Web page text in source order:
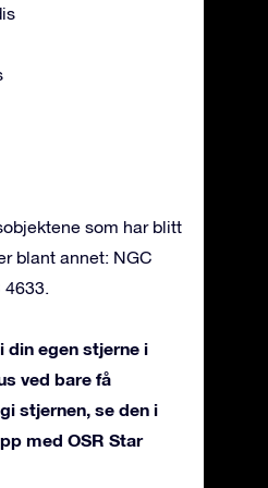
som har blitt
blant annet: NGC
4633.
din egen stjerne i
ved bare få
stjernen, se den i
med OSR Star